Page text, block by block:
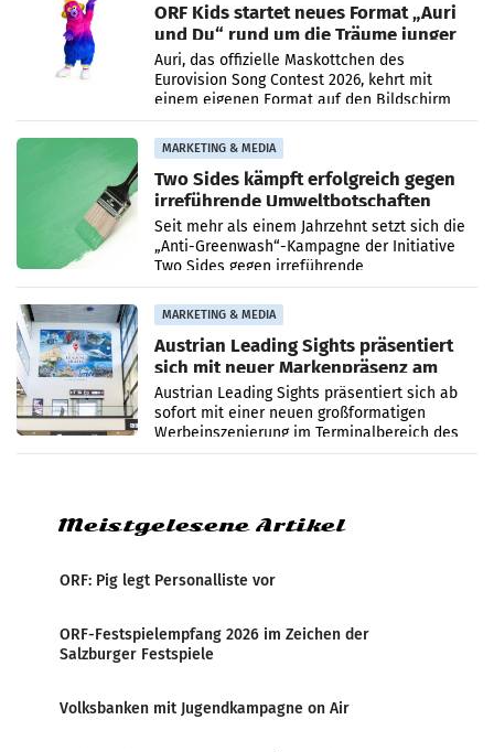
ORF Kids startet neues Format „Auri
und Du“ rund um die Träume junger
Menschen
Auri, das offizielle Maskottchen des
Eurovision Song Contest 2026, kehrt mit
einem eigenen Format auf den Bildschirm
zurück. In der neuen Sendung „Auri und Du“
bei ORF Kids steht
MARKETING & MEDIA
Two Sides kämpft erfolgreich gegen
irreführende Umweltbotschaften
beim Papiereinsatz
Seit mehr als einem Jahrzehnt setzt sich die
„Anti-Greenwash“-Kampagne der Initiative
Two Sides gegen irreführende
Umweltaussagen bei Papierkommunikation
und papierbasierten Verpackungen
MARKETING & MEDIA
Austrian Leading Sights präsentiert
sich mit neuer Markenpräsenz am
Flughafen Wien
Austrian Leading Sights präsentiert sich ab
sofort mit einer neuen großformatigen
Werbeinszenierung im Terminalbereich des
Flughafen Wien. Die Präsenz befindet sich im
Meistgelesene Artikel
ORF: Pig legt Personalliste vor
ORF-Festspielempfang 2026 im Zeichen der
Salzburger Festspiele
Volksbanken mit Jugendkampagne on Air